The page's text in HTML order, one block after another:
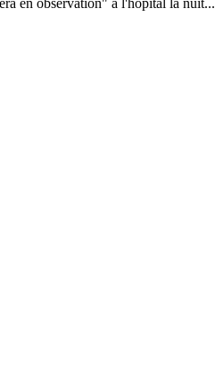
en observation" à l'hôpital la nuit...